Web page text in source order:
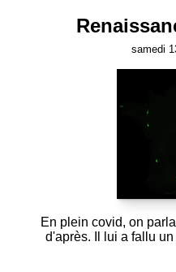
samedi
En plein covid, on
d'après. Il lui a fallu